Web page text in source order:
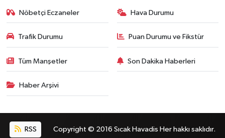
Nöbetçi Eczaneler Hava Durumu
Trafik Durumu Puan Durumu ve Fikstür
Tüm Manşetler Son Dakika Haberleri
Haber Arşivi
RSS Copyright © 2016 Sıcak Havadis Her hakkı saklıdır.